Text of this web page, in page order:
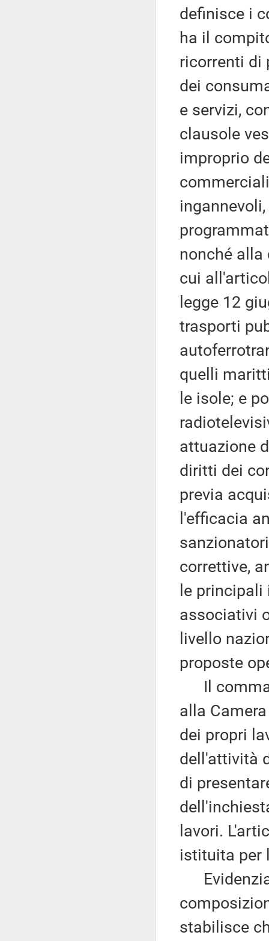
definisce i
ha il
ricorrenti di
dei
e servizi,
clausole
improprio
nonché
cui
legge 12
trasporti
quelli
le isole; e
attuazione
diritti dei
previa
l'efficacia
correttive,
le
associativi
livello
proposte
Il comma
alla
dei propri
dell'attività
di
lavori.
istituita per
Evidenzia
stabilisce